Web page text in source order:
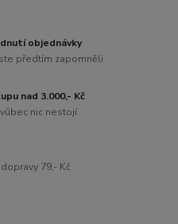
objednávky
předtím zapomněli
nad 3.000,- Kč
nic nestojí
79,- Kč